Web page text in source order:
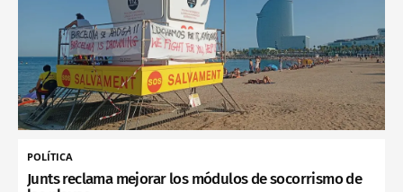
POLÍTICA
Junts reclama mejorar los módulos de socorrismo de